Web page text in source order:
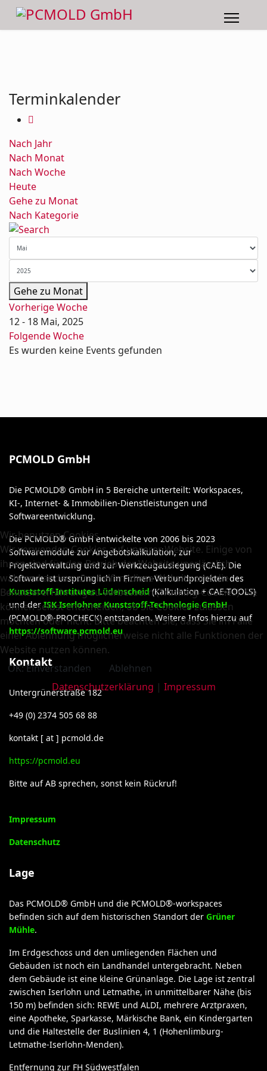
Terminkalender
Nach Jahr
Nach Monat
Nach Woche
Heute
Gehe zu Monat
Nach Kategorie
Gehe zu Monat
Vorherige Woche
12 - 18 Mai, 2025
Folgende Woche
Es wurden keine Events gefunden
PCMOLD GmbH
Die PCMOLD® GmbH in 5 Bereiche unterteilt: Workspaces,
KI-, Internet- & Immobilien-Dienstleistungen und
Softwareentwicklung.
Die PCMOLD® GmbH entwickelte von 2006 bis 2023
Softwaremodule zur Angebotskalkulation, zur
Projektverwaltung und zur Werkzeugauslegung (CAE). Die
Software ist ursprünglich in Firmen-Verbundprojekten des
Kunststoff-Institutes Lüdenscheid(Kalkulation + CAE-TOOLS)
und derISK Iserlohner Kunststoff-Technologie GmbH
(PCMOLD®-PROCHECK) entstanden. Weitere Infos hierzu auf
https://software.pcmold.eu
Kontakt
Untergrünerstraße 182
+49 (0) 2374 505 68 88
kontakt [ at ] pcmold.de
https://pcmold.eu
Bitte auf AB sprechen, sonst kein Rückruf!
Impressum
Datenschutz
Lage
Das PCMOLD® GmbH und die PCMOLD®-workspaces
befinden sich auf dem historischen Standort der Grüner
Mühle.
Im Erdgeschoss und den umliegenden Flächen und
Gebäuden ist noch ein Landhandel untergebracht. Neben
dem Gebäude ist eine kleine Grünanlage. Die Lage ist zentral
zwischen Iserlohn und Letmathe, in unmittelbarer Nähe (bis
150 m) befinden sich: REWE und ALDI, mehrere Arztpraxen,
eine Apotheke, Sparkasse, Märkische Bank, ein Kindergarten
und die Haltestelle der Buslinien 4, 1 (Hohenlimburg-
Letmathe-Iserlohn-Menden).
Entfernung zur FH Südwestfalen
Wir benutzen Cookies
Wir verwenden Cookies auf unserer Website. Einige von
ihnen sind für den Betrieb der Website unerlässlich,
während andere uns helfen, diese Website und die
Benutzererfahrung zu verbessern (Tracking-Cookies). Sie
können selbst entscheiden, ob Sie Cookies zulassen
möchten oder nicht. Bitte beachten Sie, dass Sie im Falle
einer Ablehnung möglicherweise nicht alle Funktionen der
Website nutzen können.
OK: Einverstanden
Ablehnen
Datenschutzerklärung | Impressum